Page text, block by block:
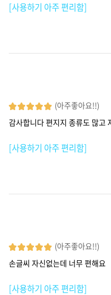
[사용하기 아주 편리함]
(아주좋아요!!)
감사합니다 편지지 종류도 많고
[사용하기 아주 편리함]
(아주좋아요!!)
손글씨 자신없는데 너무 편해요
[사용하기 아주 편리함]